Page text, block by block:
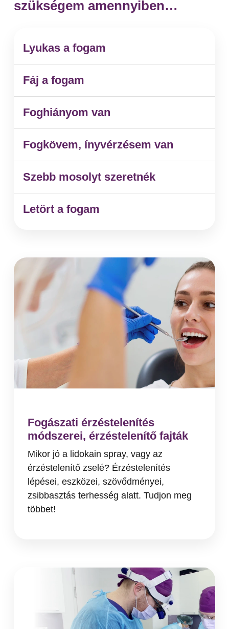
szükségem amennyiben…
Lyukas a fogam
Fáj a fogam
Foghiányom van
Fogkövem, ínyvérzésem van
Szebb mosolyt szeretnék
Letört a fogam
Fogászati érzéstelenítés
módszerei, érzéstelenítő fajták
Mikor jó a lidokain spray, vagy az
érzéstelenítő zselé? Érzéstelenítés
lépései, eszközei, szövődményei,
zsibbasztás terhesség alatt. Tudjon meg
többet!